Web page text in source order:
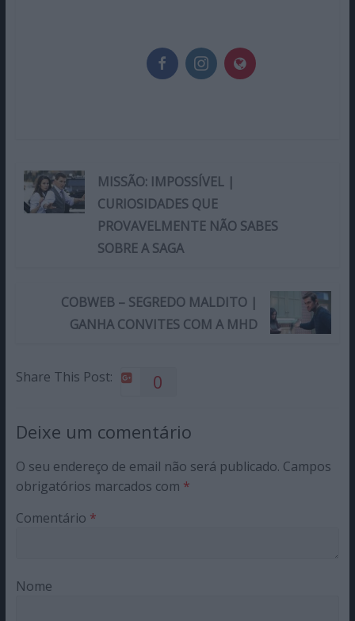
MISSÃO: IMPOSSÍVEL |
CURIOSIDADES QUE
PROVAVELMENTE NÃO SABES
SOBRE A SAGA
COBWEB – SEGREDO MALDITO |
GANHA CONVITES COM A MHD
Share This Post: 0
Deixe um comentário
O seu endereço de email não será publicado. Campos
obrigatórios marcados com *
Comentário *
Nome